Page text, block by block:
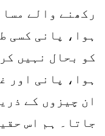
رکھنے والے
ہوا، پانی کسی
کو بحال نہیں
ہوا، پانی اور
ان چیزوں کے
جاتا۔ ہم اس